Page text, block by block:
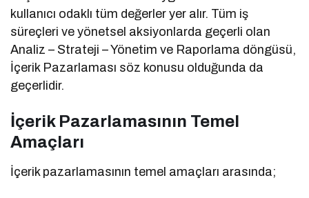
kullanıcı odaklı tüm değerler yer alır. Tüm iş
süreçleri ve yönetsel aksiyonlarda geçerli olan
Analiz – Strateji – Yönetim ve Raporlama döngüsü,
İçerik Pazarlaması söz konusu olduğunda da
geçerlidir.
İçerik Pazarlamasının Temel
Amaçları
İçerik pazarlamasının temel amaçları arasında;